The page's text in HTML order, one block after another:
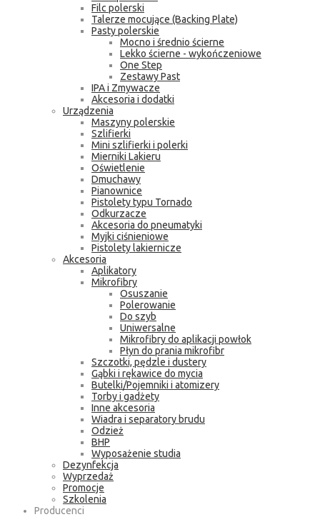
Filc polerski
Talerze mocujące (Backing Plate)
Pasty polerskie
Mocno i średnio ścierne
Lekko ścierne - wykończeniowe
One Step
Zestawy Past
IPA i Zmywacze
Akcesoria i dodatki
Urządzenia
Maszyny polerskie
Szlifierki
Mini szlifierki i polerki
Mierniki Lakieru
Oświetlenie
Dmuchawy
Pianownice
Pistolety typu Tornado
Odkurzacze
Akcesoria do pneumatyki
Myjki ciśnieniowe
Pistolety lakiernicze
Akcesoria
Aplikatory
Mikrofibry
Osuszanie
Polerowanie
Do szyb
Uniwersalne
Mikrofibry do aplikacji powłok
Płyn do prania mikrofibr
Szczotki, pędzle i dustery
Gąbki i rękawice do mycia
Butelki/Pojemniki i atomizery
Torby i gadżety
Inne akcesoria
Wiadra i separatory brudu
Odzież
BHP
Wyposażenie studia
Dezynfekcja
Wyprzedaż
Promocje
Szkolenia
Producenci